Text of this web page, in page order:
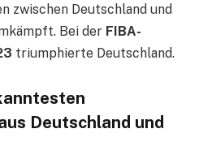
zwischen Deutschland und
Bei der FIBA-
triumphierte Deutschland.
Deutschland und